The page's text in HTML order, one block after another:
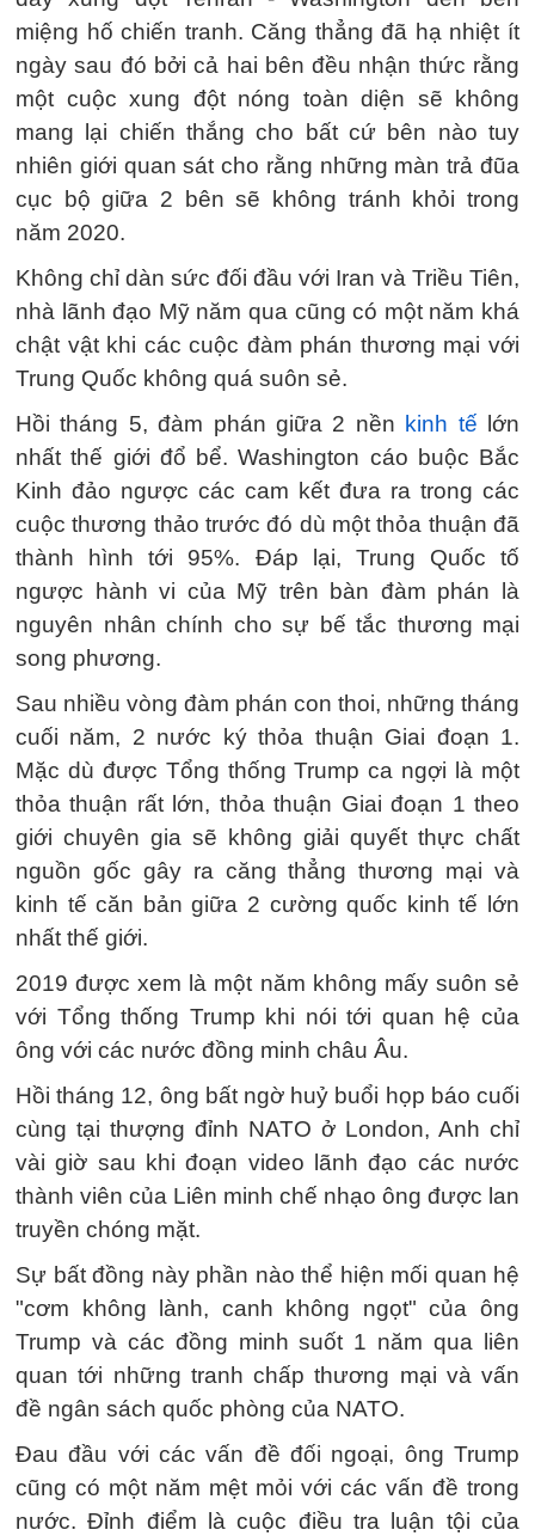
miệng hố chiến tranh. Căng thẳng đã hạ nhiệt ít
ngày sau đó bởi cả hai bên đều nhận thức rằng
một cuộc xung đột nóng toàn diện sẽ không
mang lại chiến thắng cho bất cứ bên nào tuy
nhiên giới quan sát cho rằng những màn trả đũa
cục bộ giữa 2 bên sẽ không tránh khỏi trong
năm 2020.
Không chỉ dàn sức đối đầu với Iran và Triều Tiên,
nhà lãnh đạo Mỹ năm qua cũng có một năm khá
chật vật khi các cuộc đàm phán thương mại với
Trung Quốc không quá suôn sẻ.
Hồi tháng 5, đàm phán giữa 2 nền kinh tế lớn
nhất thế giới đổ bể. Washington cáo buộc Bắc
Kinh đảo ngược các cam kết đưa ra trong các
cuộc thương thảo trước đó dù một thỏa thuận đã
thành hình tới 95%. Đáp lại, Trung Quốc tố
ngược hành vi của Mỹ trên bàn đàm phán là
nguyên nhân chính cho sự bế tắc thương mại
song phương.
Sau nhiều vòng đàm phán con thoi, những tháng
cuối năm, 2 nước ký thỏa thuận Giai đoạn 1.
Mặc dù được Tổng thống Trump ca ngợi là một
thỏa thuận rất lớn, thỏa thuận Giai đoạn 1 theo
giới chuyên gia sẽ không giải quyết thực chất
nguồn gốc gây ra căng thẳng thương mại và
kinh tế căn bản giữa 2 cường quốc kinh tế lớn
nhất thế giới.
2019 được xem là một năm không mấy suôn sẻ
với Tổng thống Trump khi nói tới quan hệ của
ông với các nước đồng minh châu Âu.
Hồi tháng 12, ông bất ngờ huỷ buổi họp báo cuối
cùng tại thượng đỉnh NATO ở London, Anh chỉ
vài giờ sau khi đoạn video lãnh đạo các nước
thành viên của Liên minh chế nhạo ông được lan
truyền chóng mặt.
Sự bất đồng này phần nào thể hiện mối quan hệ
"cơm không lành, canh không ngọt" của ông
Trump và các đồng minh suốt 1 năm qua liên
quan tới những tranh chấp thương mại và vấn
đề ngân sách quốc phòng của NATO.
Đau đầu với các vấn đề đối ngoại, ông Trump
cũng có một năm mệt mỏi với các vấn đề trong
nước. Đỉnh điểm là cuộc điều tra luận tội của